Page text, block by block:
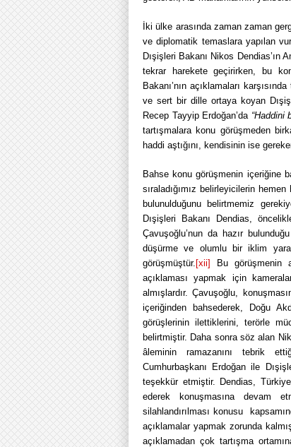
İki ülke arasında zaman zaman
ve diplomatik temaslara yapılan
Dışişleri Bakanı Nikos
tekrar harekete geçirirken, bu
Bakanı’nın açıklamaları
ve sert bir dille ortaya koyan
Recep Tayyip Erdoğan’da “Haddini
tartışmalara konu görüşmeden
haddi aştığını, kendisinin ise
Bahse konu görüşmenin içeriğine
sıraladığımız belirleyicilerin
bulunulduğunu belirtmemiz
Dışişleri Bakanı Dendias,
Çavuşoğlu’nun da hazır
düşürme ve olumlu bir iklim
görüşmüştür. [xii]
Bu görüşmenin
açıklaması yapmak için
almışlardır. Çavuşoğlu,
içeriğinden bahsederek, Doğu
görüşlerinin ilettiklerini, terörle
belirtmiştir. Daha sonra söz alan
âleminin ramazanını tebrik
Cumhurbaşkanı Erdoğan ile
teşekkür etmiştir. Dendias,
ederek konuşmasına devam
silahlandırılması konusu
açıklamalar yapmak zorunda
açıklamadan çok tartışma